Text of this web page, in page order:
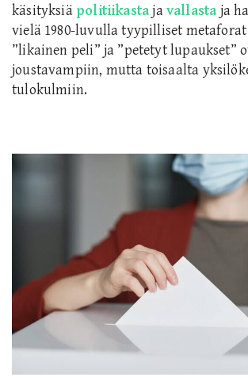
käsityksiä politiikastajavallastaja
vielä 1980-luvulla tyypilliset
”likainen peli” ja ”petetyt lupaukset”
joustavampiin, mutta toisaalta
tulokulmiin.